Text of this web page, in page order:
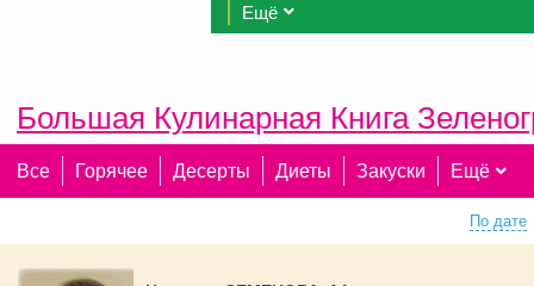
Ещё
Большая Кулинарная Книга
Все Горячее Десерты Диеты Закуски Ещё
По дате